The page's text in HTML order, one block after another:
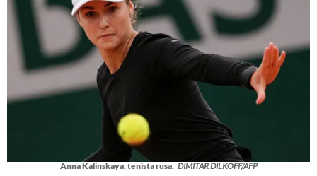
Anna Kalinskaya, tenista rusa. DIMITAR DILKOFF/AFP